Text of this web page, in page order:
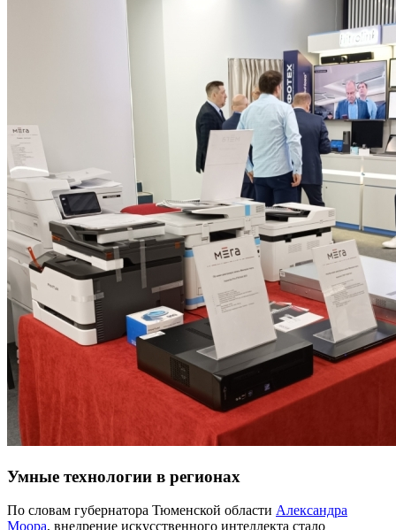
Умные технологии в регионах
По словам губернатора Тюменской области Александра
Моора, внедрение искусственного интеллекта стало